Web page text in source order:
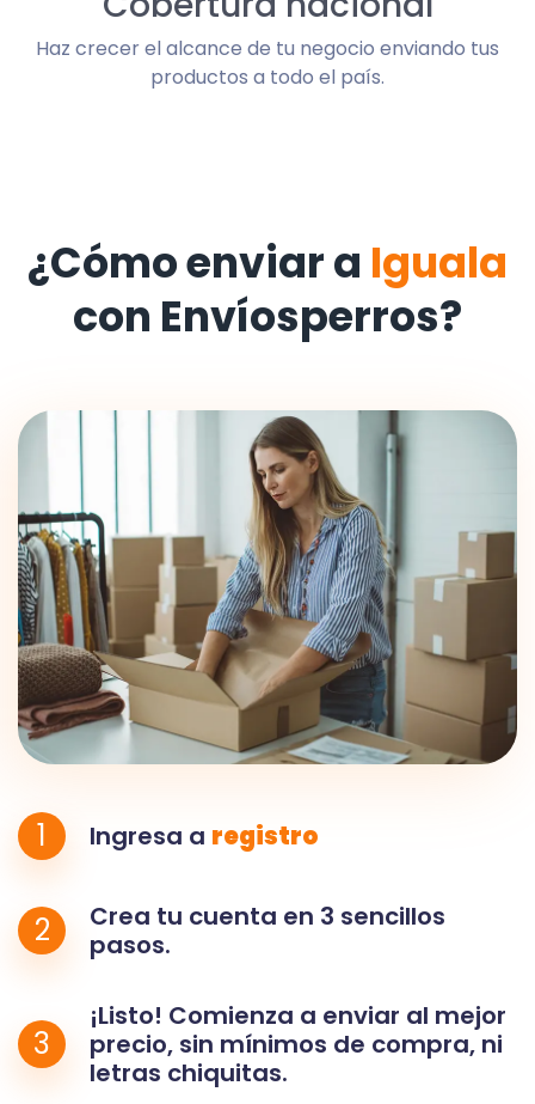
Haz crecer el alcance de tu negocio enviando tus
productos a todo el país.
¿Cómo enviar a Iguala
con Envíosperros?
1 Ingresa a registro
2
Crea tu cuenta en 3 sencillos
pasos.
3
¡Listo! Comienza a enviar al mejor
precio, sin mínimos de compra, ni
letras chiquitas.